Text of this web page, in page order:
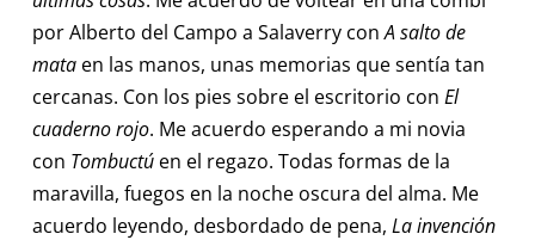
por Alberto del Campo a Salaverry conA salto de
mataen las manos, unas memorias que sentía tan
cercanas. Con los pies sobre el escritorio con El
cuaderno rojo. Me acuerdo esperando a mi novia
con Tombuctúen el regazo. Todas formas de la
maravilla, fuegos en la noche oscura del alma. Me
acuerdo leyendo, desbordado de pena, La invención